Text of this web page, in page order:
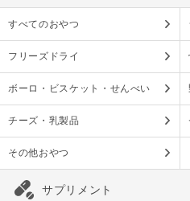
すべてのおやつ
フリーズドライ
ボーロ・ビスケット・せんべい
チーズ・乳製品
その他おやつ
サプリメント